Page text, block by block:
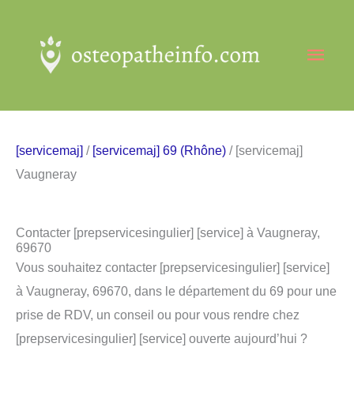
contenu
[servicemaj] / [servicemaj] 69 (Rhône) / [servicemaj]
Vaugneray
Contacter [prepservicesingulier] [service] à Vaugneray,
69670
Vous souhaitez contacter [prepservicesingulier] [service]
à Vaugneray, 69670, dans le département du 69 pour une
prise de RDV, un conseil ou pour vous rendre chez
[prepservicesingulier] [service] ouverte aujourd’hui ?